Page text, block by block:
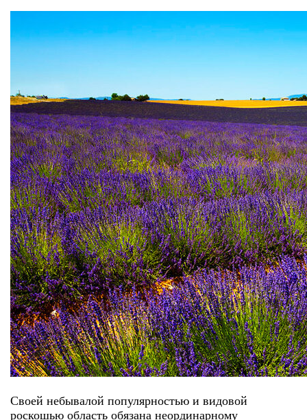
Своей небывалой популярностью и видовой
роскошью область обязана неординарному